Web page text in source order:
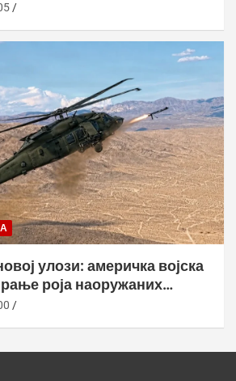
улози: америчка војска
роја наоружаних